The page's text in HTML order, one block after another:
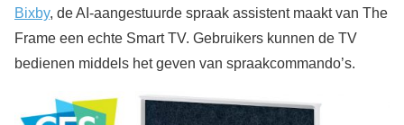
Bixby, de AI-aangestuurde spraak assistent maakt van The
Frame een echte Smart TV. Gebruikers kunnen de TV
bedienen middels het geven van spraakcommando’s.